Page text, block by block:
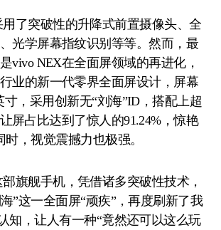
了突破性的升降式前置摄像头、全
光学屏幕指纹识别等等。然而，最
vivo NEX在全面屏领域的再进化，
业的新一代零界全面屏设计，屏幕
寸，采用创新无“刘海”ID，搭配上超
屏占比达到了惊人的91.24%，惊艳
时，视觉震撼力也极强。
旗舰手机，凭借诸多突破性技术，
”这一全面屏“顽疾”，再度刷新了我
知，让人有一种“竟然还可以这么玩